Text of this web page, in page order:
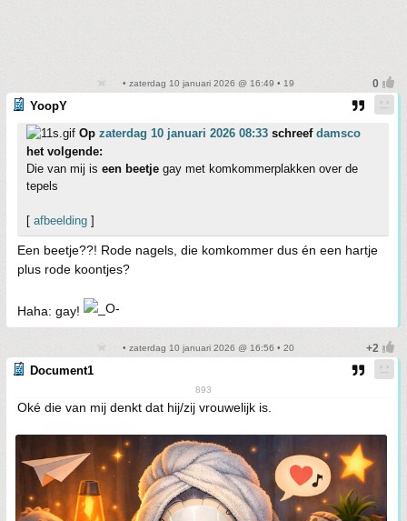
• zaterdag 10 januari 2026 @ 16:49 • 19
YoopY
Op zaterdag 10 januari 2026 08:33 schreef damsco
het volgende:
Die van mij is een beetje gay met komkommerplakken over de
tepels
[ afbeelding ]
Een beetje??! Rode nagels, die komkommer dus én een hartje
plus rode koontjes?
Haha: gay!
• zaterdag 10 januari 2026 @ 16:56 • 20
Document1
893
Oké die van mij denkt dat hij/zij vrouwelijk is.